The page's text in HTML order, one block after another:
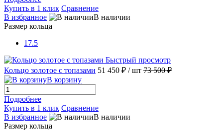
Купить в 1 клик Сравнение
В избранное
В наличии
Размер кольца
17.5
Быстрый просмотр
Кольцо золотое с топазами 51 450 ₽ / шт 73 500 ₽
В корзину
Подробнее
Купить в 1 клик Сравнение
В избранное
В наличии
Размер кольца